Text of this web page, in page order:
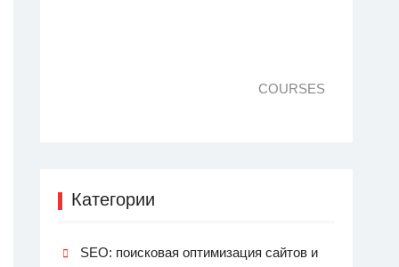
COURSES
Категории
SEO: поисковая оптимизация сайтов и